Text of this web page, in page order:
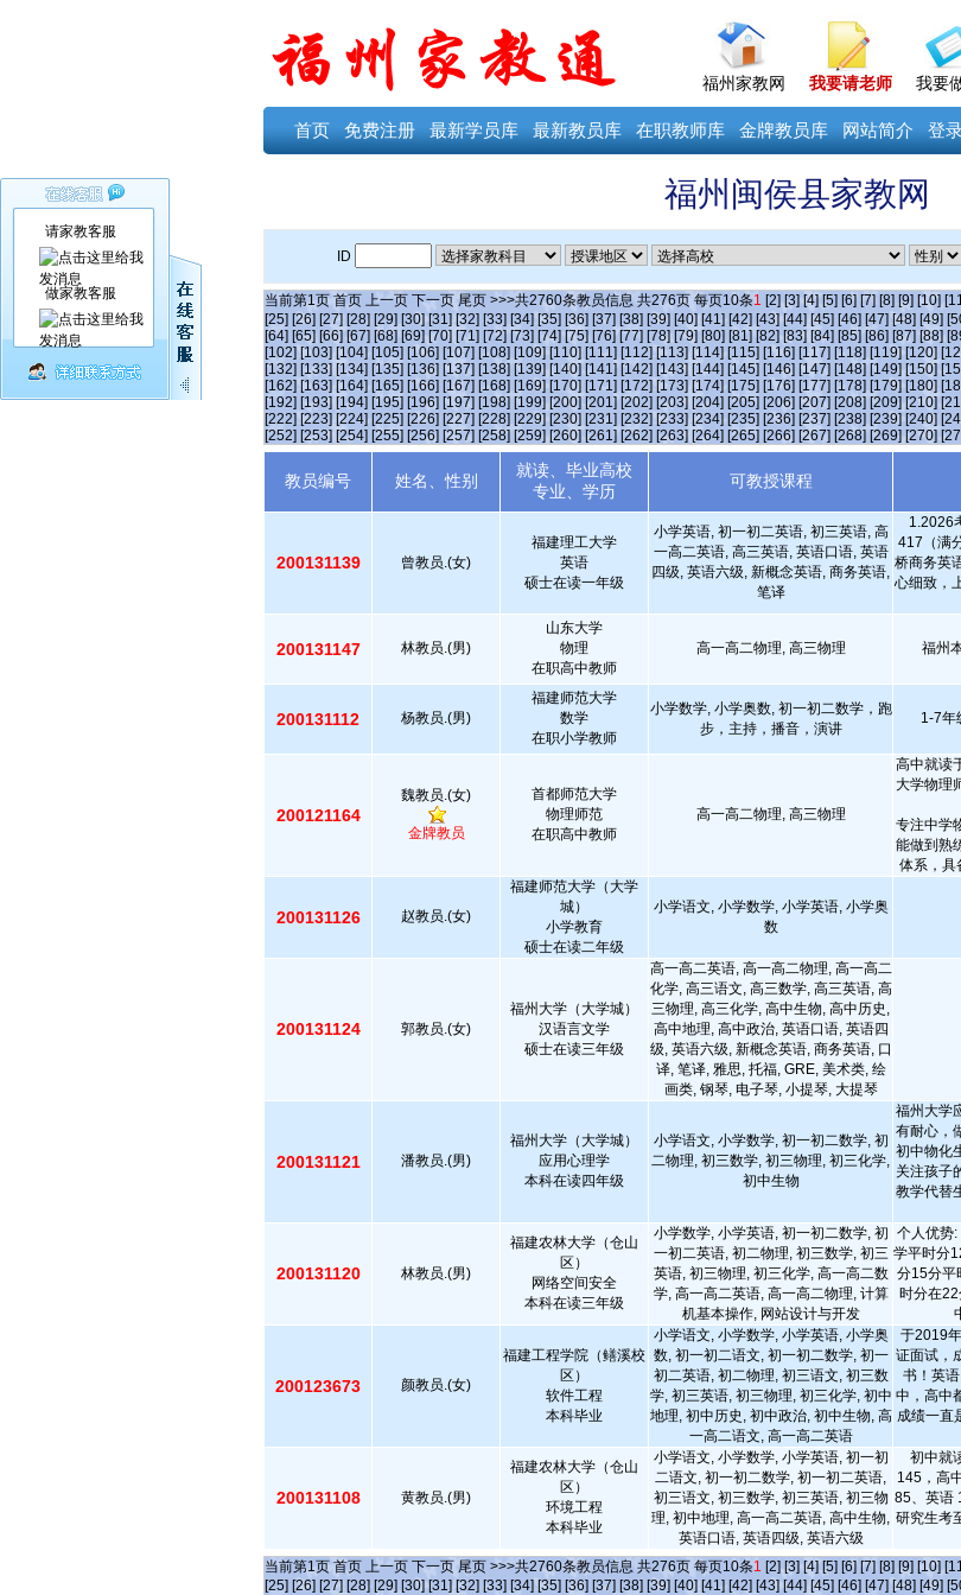
福州家教网 我要请老师 我要
首页 免费注册 最新学员库 最新教员库 在职教师库 金牌教员库 网站简介 登
福州闽侯县家教网
ID
当前第1页 首页 上一页 下一页 尾页 >>>共2760条教员信息 共276页 每页10条1 [2] [3] [4] [5] [6] [7] [8] [9] [10]
[25] [26] [27] [28] [29] [30] [31] [32] [33] [34] [35] [36] [37] [38] [39] [40] [41] [42] [43] [44] [45] [46] [47] [48] [49]
[64] [65] [66] [67] [68] [69] [70] [71] [72] [73] [74] [75] [76] [77] [78] [79] [80] [81] [82] [83] [84] [85] [86] [87] [88]
[102] [103] [104] [105] [106] [107] [108] [109] [110] [111] [112] [113] [114] [115] [116] [117] [118] [119] [120]
[132] [133] [134] [135] [136] [137] [138] [139] [140] [141] [142] [143] [144] [145] [146] [147] [148] [149] [150]
[162] [163] [164] [165] [166] [167] [168] [169] [170] [171] [172] [173] [174] [175] [176] [177] [178] [179] [180]
[192] [193] [194] [195] [196] [197] [198] [199] [200] [201] [202] [203] [204] [205] [206] [207] [208] [209] [210]
[222] [223] [224] [225] [226] [227] [228] [229] [230] [231] [232] [233] [234] [235] [236] [237] [238] [239] [240]
[252] [253] [254] [255] [256] [257] [258] [259] [260] [261] [262] [263] [264] [265] [266] [267] [268] [269] [270]
教员编号 姓名、性别
就读、毕业高校
专业、学历
可教授课程
200131139 曾教员.(女)
福建理工大学
英语
硕士在读一年级
小学英语, 初一初二英语, 初三英语, 高
一高二英语, 高三英语, 英语口语, 英语
四级, 英语六级, 新概念英语, 商务英语,
笔译
1.2026
417（满
桥商务英
心细致，
200131147 林教员.(男)
山东大学
物理
在职高中教师
高一高二物理, 高三物理 福州
200131112 杨教员.(男)
福建师范大学
数学
在职小学教师
小学数学, 小学奥数, 初一初二数学，跑
步，主持，播音，演讲
1-7年
200121164
魏教员.(女)
金牌教员
首都师范大学
物理师范
在职高中教师
高一高二物理, 高三物理
高中就读
大学物理
专注中学
能做到熟
体系，具
200131126 赵教员.(女)
福建师范大学（大学
城）
小学教育
硕士在读二年级
小学语文, 小学数学, 小学英语, 小学奥
数
200131124 郭教员.(女)
福州大学（大学城）
汉语言文学
硕士在读三年级
高一高二英语, 高一高二物理, 高一高二
化学, 高三语文, 高三数学, 高三英语, 高
三物理, 高三化学, 高中生物, 高中历史,
高中地理, 高中政治, 英语口语, 英语四
级, 英语六级, 新概念英语, 商务英语, 口
译, 笔译, 雅思, 托福, GRE, 美术类, 绘
画类, 钢琴, 电子琴, 小提琴, 大提琴
200131121 潘教员.(男)
福州大学（大学城）
应用心理学
本科在读四年级
小学语文, 小学数学, 初一初二数学, 初
二物理, 初三数学, 初三物理, 初三化学,
初中生物
福州大学
有耐心，
初中物化
关注孩子
教学代替
200131120 林教员.(男)
福建农林大学（仓山
区）
网络空间安全
本科在读三年级
小学数学, 小学英语, 初一初二数学, 初
一初二英语, 初二物理, 初三数学, 初三
英语, 初三物理, 初三化学, 高一高二数
学, 高一高二英语, 高一高二物理, 计算
机基本操作, 网站设计与开发
个人优势
学平时分
分15分平
时分在
200123673 颜教员.(女)
福建工程学院（鳝溪校
区）
软件工程
本科毕业
小学语文, 小学数学, 小学英语, 小学奥
数, 初一初二语文, 初一初二数学, 初一
初二英语, 初二物理, 初三语文, 初三数
学, 初三英语, 初三物理, 初三化学, 初中
地理, 初中历史, 初中政治, 初中生物, 高
一高二语文, 高一高二英语
于2019
证面试，
书！英
中，高中
成绩一直
200131108 黄教员.(男)
福建农林大学（仓山
区）
环境工程
本科毕业
小学语文, 小学数学, 小学英语, 初一初
二语文, 初一初二数学, 初一初二英语,
初三语文, 初三数学, 初三英语, 初三物
理, 初中地理, 高一高二英语, 高中生物,
英语口语, 英语四级, 英语六级
初中就
145，高
85、英语
研究生考
当前第1页 首页 上一页 下一页 尾页 >>>共2760条教员信息 共276页 每页10条1 [2] [3] [4] [5] [6] [7] [8] [9] [10]
[25] [26] [27] [28] [29] [30] [31] [32] [33] [34] [35] [36] [37] [38] [39] [40] [41] [42] [43] [44] [45] [46] [47] [48] [49]
请家教客服
做家教客服